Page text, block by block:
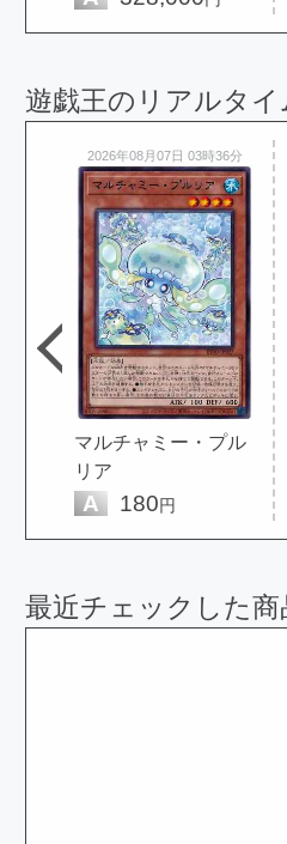
遊戯王のリアルタイ
2026年08月07日 03時36分
マルチャミー・プル
リア
A 180円
最近チェックした商